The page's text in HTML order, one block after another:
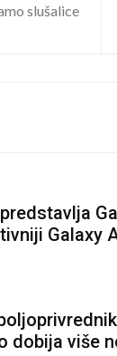
slušalice
Galaxy
dobija više